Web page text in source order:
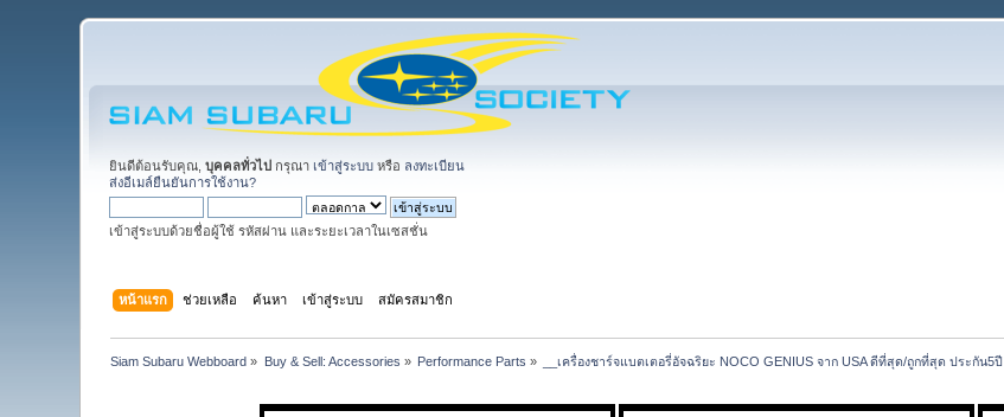
ยินดีต้อนรับคุณ,บุคคลทั่วไป กรุณา เข้าสู่ระบบ หรือ ลงทะเบียน
ส่งอีเมล์ยืนยันการใช้งาน?
เข้าสู่ระบบด้วยชื่อผู้ใช้ รหัสผ่าน และระยะเวลาในเซสชั่น
หน้าแรก ช่วยเหลือ ค้นหา เข้าสู่ระบบ สมัครสมาชิก
Siam Subaru Webboard » Buy & Sell: Accessories » Performance Parts » __เครื่องชาร์จแบตเตอรี่อัจฉริยะ NOCO GENIUS จาก USA ดีที่สุด/ถูกที่สุด ประกัน5ปี